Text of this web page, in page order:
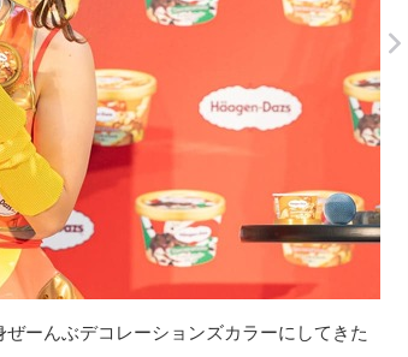
ーんぶデコレーションズカラーにしてきた